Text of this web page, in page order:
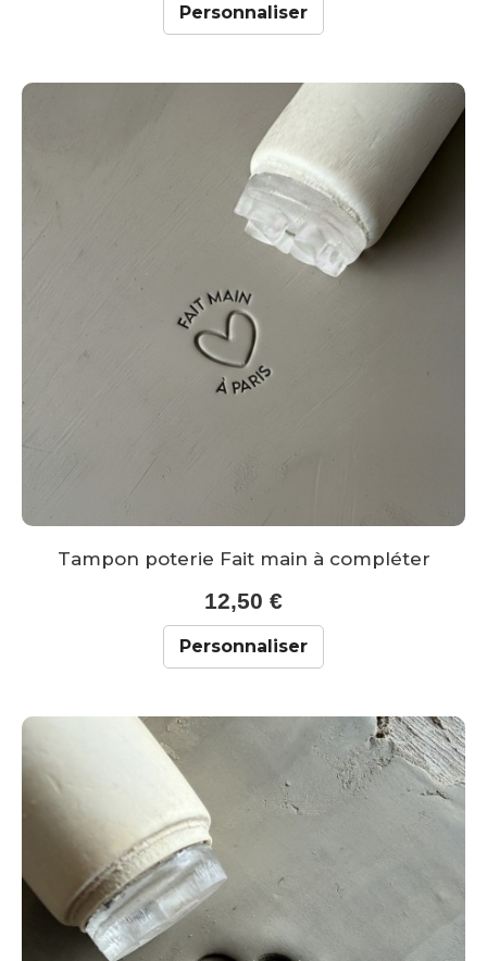
Personnaliser
Tampon poterie Fait main à compléter
12,50 €
Personnaliser